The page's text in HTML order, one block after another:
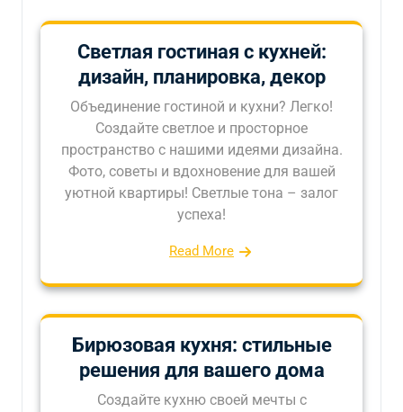
Светлая гостиная с кухней:
дизайн, планировка, декор
Объединение гостиной и кухни? Легко!
Создайте светлое и просторное
пространство с нашими идеями дизайна.
Фото, советы и вдохновение для вашей
уютной квартиры! Светлые тона – залог
успеха!
Read More
Бирюзовая кухня: стильные
решения для вашего дома
Создайте кухню своей мечты с